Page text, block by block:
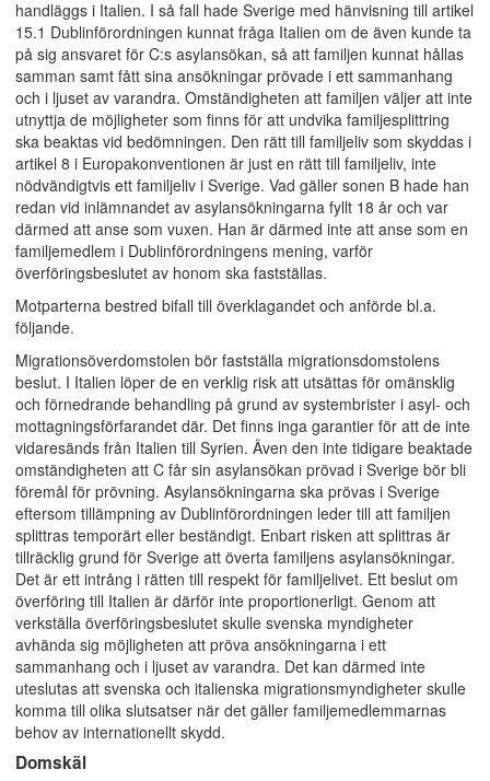
handläggs i Italien. I så fall hade Sverige med hänvisning till artikel
15.1 Dublinförordningen kunnat fråga Italien om de även kunde ta
på sig ansvaret för C:s asylansökan, så att familjen kunnat hållas
samman samt fått sina ansökningar prövade i ett sammanhang
och i ljuset av varandra. Omständigheten att familjen väljer att inte
utnyttja de möjligheter som finns för att undvika familjesplittring
ska beaktas vid bedömningen. Den rätt till familjeliv som skyddas i
artikel 8 i Europakonventionen är just en rätt till familjeliv, inte
nödvändigtvis ett familjeliv i Sverige. Vad gäller sonen B hade han
redan vid inlämnandet av asylansökningarna fyllt 18 år och var
därmed att anse som vuxen. Han är därmed inte att anse som en
familjemedlem i Dublinförordningens mening, varför
överföringsbeslutet av honom ska fastställas.
Motparterna bestred bifall till överklagandet och anförde bl.a.
följande.
Migrationsöverdomstolen bör fastställa migrationsdomstolens
beslut. I Italien löper de en verklig risk att utsättas för omänsklig
och förnedrande behandling på grund av systembrister i asyl- och
mottagningsförfarandet där. Det finns inga garantier för att de inte
vidaresänds från Italien till Syrien. Även den inte tidigare beaktade
omständigheten att C får sin asylansökan prövad i Sverige bör bli
föremål för prövning. Asylansökningarna ska prövas i Sverige
eftersom tillämpning av Dublinförordningen leder till att familjen
splittras temporärt eller beständigt. Enbart risken att splittras är
tillräcklig grund för Sverige att överta familjens asylansökningar.
Det är ett intrång i rätten till respekt för familjelivet. Ett beslut om
överföring till Italien är därför inte proportionerligt. Genom att
verkställa överföringsbeslutet skulle svenska myndigheter
avhända sig möjligheten att pröva ansökningarna i ett
sammanhang och i ljuset av varandra. Det kan därmed inte
uteslutas att svenska och italienska migrationsmyndigheter skulle
komma till olika slutsatser när det gäller familjemedlemmarnas
behov av internationellt skydd.
Domskäl